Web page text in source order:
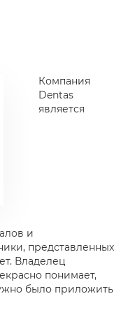
Компания
Dentas
является
и
представленных
Владелец
понимает,
было приложить